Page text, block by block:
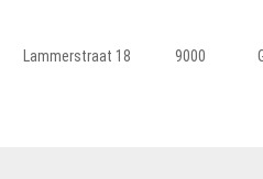
Lammerstraat 18 9000